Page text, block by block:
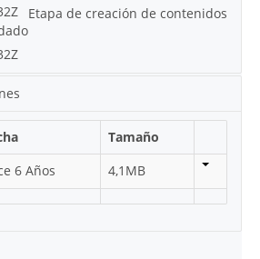
Etapa de creación de contenidos
Tamaño
6 Años 4,1MB